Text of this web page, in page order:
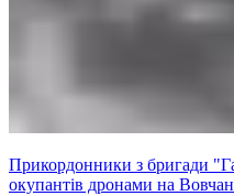
Прикордонники з бригади
окупантів дронами на